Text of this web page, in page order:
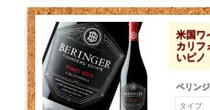
米国ワ
カリフ
いピ
ベリン
タイプ